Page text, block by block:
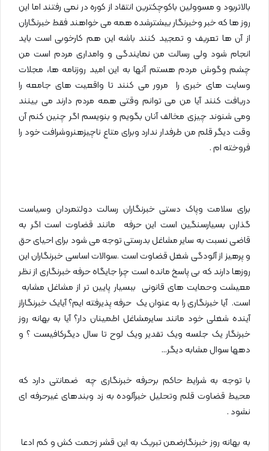
بالاتربود و مسوولین باکوچکترین انتقاد از کوره در نمی رفتند اما این
روز ها که خبر وخبرنگار بیشترشده همه می خواهند فقط خبرنگاران
از آن ها تعریف و تمجید کنند باشه این هم کارخوبی است باید
انجام شود ولی رسالت من نمایندگی و وامداری مردم است من
چشم وگوش مردم هستم آنها به این امید روزنامه ها، مجلات
وسایت های خبری را مرور می کنند تا واقعیت های جامعه را
دریافت کنند آیا من می توانم وقتی همه مردم دارند می بینند
ومی شنوند چیزی مخالف آنان بگویم و بنویسم اگر چنین کنم آن
وقت دیگر قلم من طرفدار ندارد وبرای متاع ناچیزهنروشرافت خود را
فروخته ام .
برای سلامت وپاک دستی خبرنگاران رسالت دولتمردان وسیاست
گذارن بسیارسنگین است این حرفه مانند قضاوت است اگر به
قاضی نسبت به سایر مشاغل بدرستی توجه می شود برای احیای حق
و پرهیز از آلودگی شغل قضاوت است .سوالات اساسی خبرنگاران این
روزها دارند که بی پاسخ مانده است چرا جایگاه حرفه خبرنگاری از نظر
معیشت وحمایت های قانونی ببسیار پایین تر از مشاغل مشابه
است. آیا خبرنگاری را به عنوان یک حرفه پذیرفته ایم؟ آیایک خبرنگاراز
آینده شغلی خود مانند سایرمشاغل اطمینان دار؟ آیا به بهانه روز
خبرنگار یک جلسه ویک تقدیر ویک لوح تا سال دیگرکافیست ؟ و
دهها سوال مشابه دیگر…
با توجه به شرایط حاکم برحرفه خبرنگاری چه ضمانتی دارد که
محیط قضاوت قلم وتحلیل خبرآلوده به زد وبندهای غیرحرفه ای
نشود .
به بهانه روز خبرنگارضمن تبریک به این قشر زحمت کش و کم ادعا